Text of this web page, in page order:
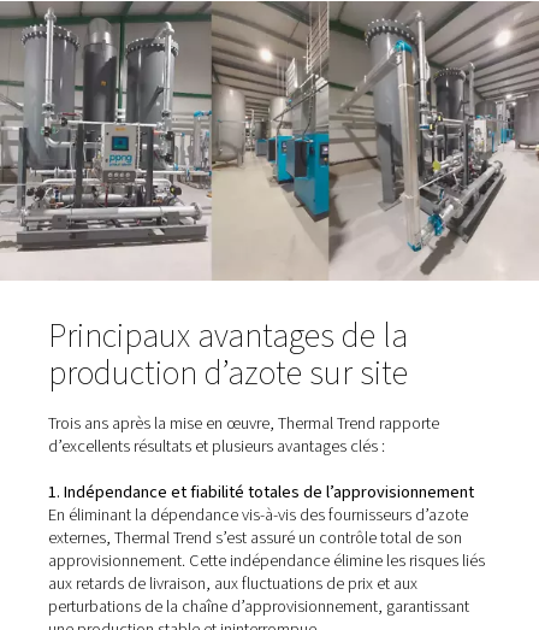
%. Répondre à cette demande de manière fiable et
avec des fournisseurs externes posait des défis
logistiques.
Après avoir évalué plusieurs options, Thermal Trend a
générateur d’azote PPNG 650 HE, un système
efficace adapté à une utilisation industrielle. Ce
rapidement devenu un composant essentiel de
de production de l’entreprise.